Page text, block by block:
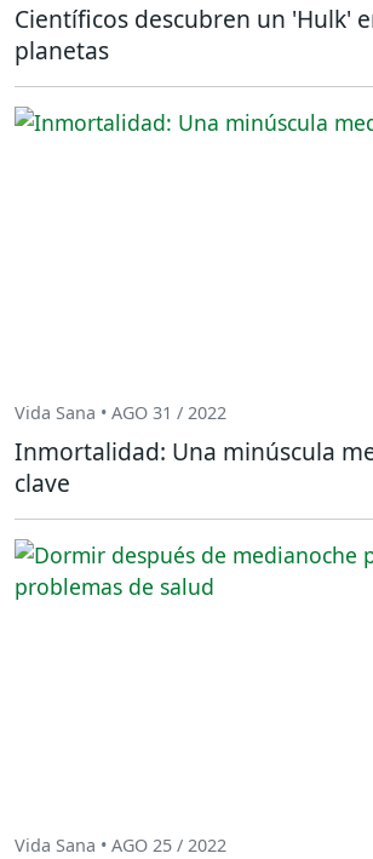
Científicos descubren un 'Hulk'
planetas
Vida Sana • AGO 31 / 2022
Inmortalidad: Una minúscula
clave
Vida Sana • AGO 25 / 2022